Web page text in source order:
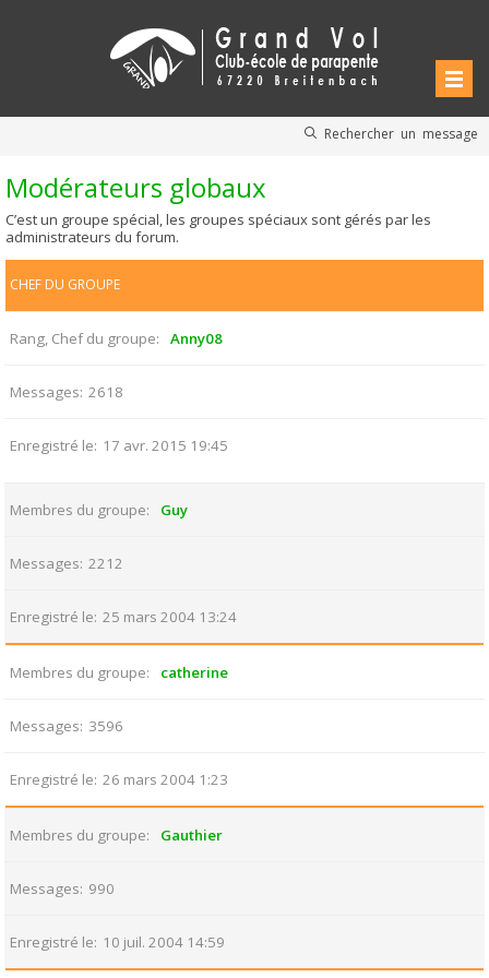
Rechercher un message
Modérateurs globaux
C’est un groupe spécial, les groupes spéciaux sont gérés par les
administrateurs du forum.
CHEF DU GROUPE
Rang, Chef du groupe Anny08
Messages 2618
Enregistré le 17 avr. 2015 19:45
Membres du groupe Guy
Messages 2212
Enregistré le 25 mars 2004 13:24
Membres du groupe catherine
Messages 3596
Enregistré le 26 mars 2004 1:23
Membres du groupe Gauthier
Messages 990
Enregistré le 10 juil. 2004 14:59